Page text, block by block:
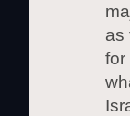
as
for